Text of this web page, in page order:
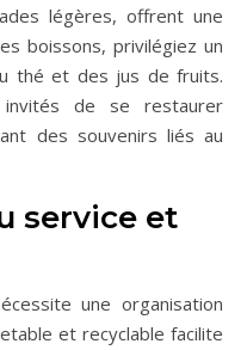
légères, offrent une
boissons, privilégiez un
thé et des jus de fruits.
de se restaurer
des souvenirs liés au
service et
une organisation
et recyclable facilite